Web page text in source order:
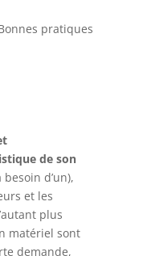
pratiques
de son
d’un),
et les
plus
matériel sont
demande,